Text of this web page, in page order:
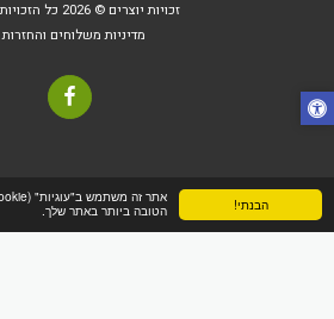
הבנתי!
הטובה ביותר באתר שלך.
זכויות יוצרים © 2026 כל הזכויות שמורות
מדיניות משלוחים והחזרות